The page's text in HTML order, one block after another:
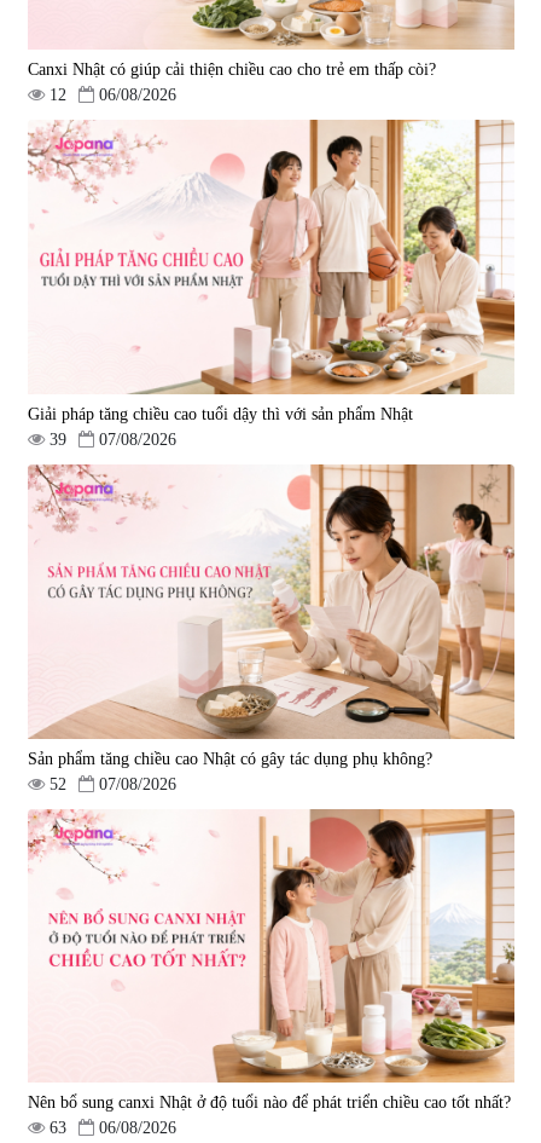
Bột uống trắng da, cải thiện đốm
nâu, da xỉn màu Kinohimitsu
Prowhite 8g x 30 gói
1.404.000 đ
Canxi Nhật có giúp cải thiện chiều cao cho trẻ em thấp còi?
12
06/08/2026
Giải pháp tăng chiều cao tuổi dậy thì với sản phẩm Nhật
39
07/08/2026
Sản phẩm tăng chiều cao Nhật có gây tác dụng phụ không?
52
07/08/2026
Nên bổ sung canxi Nhật ở độ tuổi nào để phát triển chiều cao tốt nhất?
63
06/08/2026